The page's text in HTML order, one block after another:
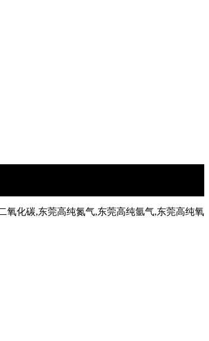
氧化碳,东莞高纯氮气,东莞高纯氩气,东莞高纯氧